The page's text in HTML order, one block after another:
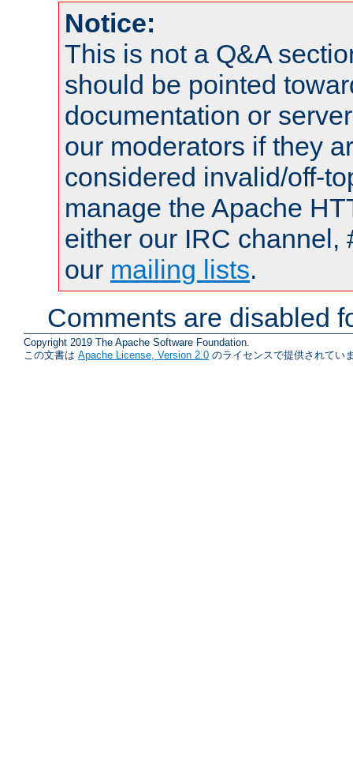
Notice:
This is not a Q&A
should be pointed
documentation or
our moderators if they
considered invalid/off-
manage the Apache
either our IRC channel,
our mailing lists.
Comments are disabled
Copyright 2019 The Apache Software Foundation.
この文書は Apache License, Version 2.0 のライセンスで提供されてい